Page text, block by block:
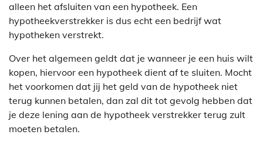
alleen het afsluiten van een hypotheek. Een
hypotheekverstrekker is dus echt een bedrijf wat
hypotheken verstrekt.
Over het algemeen geldt dat je wanneer je een huis wilt
kopen, hiervoor een hypotheek dient af te sluiten. Mocht
het voorkomen dat jij het geld van de hypotheek niet
terug kunnen betalen, dan zal dit tot gevolg hebben dat
je deze lening aan de hypotheek verstrekker terug zult
moeten betalen.